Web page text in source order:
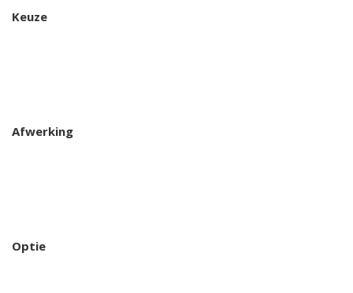
Keuze
Afwerking
Optie